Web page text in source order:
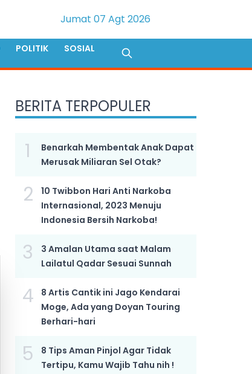
Jumat 07 Agt 2026
POLITIK SOSIAL
BERITA TERPOPULER
1
Benarkah Membentak Anak Dapat
Merusak Miliaran Sel Otak?
2
10 Twibbon Hari Anti Narkoba
Internasional, 2023 Menuju
Indonesia Bersih Narkoba!
3
3 Amalan Utama saat Malam
Lailatul Qadar Sesuai Sunnah
4
8 Artis Cantik ini Jago Kendarai
Moge, Ada yang Doyan Touring
Berhari-hari
5
8 Tips Aman Pinjol Agar Tidak
Tertipu, Kamu Wajib Tahu nih !